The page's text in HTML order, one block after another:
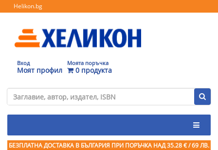
Helikon.bg
Вход
Моят профил
Моята поръчка
0 продукта
БЕЗПЛАТНА ДОСТАВКА В БЪЛГАРИЯ ПРИ ПОРЪЧКА НАД 35.28 € / 69 ЛВ.